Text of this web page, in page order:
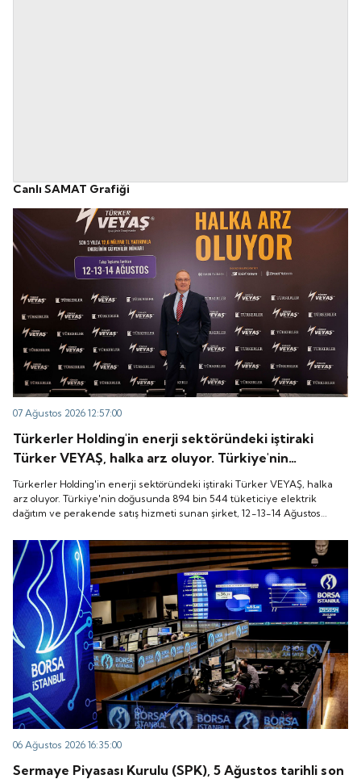
Canlı SAMAT Grafiği
07 Ağustos 2026 12:57:00
Türkerler Holding'in enerji sektöründeki iştiraki
Türker VEYAŞ, halka arz oluyor. Türkiye'nin
doğusunda 894 bin 544 tüketiciye elektrik dağıtım
ve perakende satış hizmeti sunan şirket, 12-13-14
Ağustos tarihleri arasında pay başına 136 TL fiyatla
Türkerler Holding'in enerji sektöründeki iştiraki Türker VEYAŞ, halka
arz oluyor. Türkiye'nin doğusunda 894 bin 544 tüketiciye elektrik
dağıtım ve perakende satış hizmeti sunan şirket, 12-13-14 Ağustos
06 Ağustos 2026 16:35:00
Sermaye Piyasası Kurulu (SPK), 5 Ağustos tarihli son